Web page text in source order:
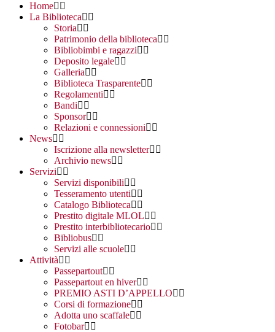
Home
La Biblioteca
Storia
Patrimonio della biblioteca
Bibliobimbi e ragazzi
Deposito legale
Galleria
Biblioteca Trasparente
Regolamenti
Bandi
Sponsor
Relazioni e connessioni
News
Iscrizione alla newsletter
Archivio news
Servizi
Servizi disponibili
Tesseramento utenti
Catalogo Biblioteca
Prestito digitale MLOL
Prestito interbibliotecario
Bibliobus
Servizi alle scuole
Attività
Passepartout
Passepartout en hiver
PREMIO ASTI D’APPELLO
Corsi di formazione
Adotta uno scaffale
Fotobar